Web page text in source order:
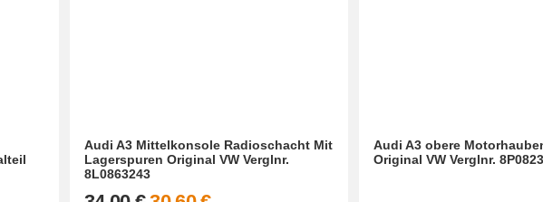
Audi A3 Mittelkonsole Radioschacht Mit
Lagerspuren Original VW Verglnr.
8L0863243
Audi A3 obere
Original VW Verglnr.